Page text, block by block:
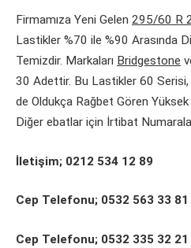
Firmamıza Yeni Gelen 295/60 R
Lastikler %70 ile %90 Arasında
Temizdir. Markaları Bridgestone
30 Adettir. Bu Lastikler 60 Serisi,
de Oldukça Rağbet Gören
Diğer ebatlar için İrtibat
İletişim; 0212 534 12 89
Cep Telefonu; 0532 563 33 81
Cep Telefonu; 0532 335 32 21